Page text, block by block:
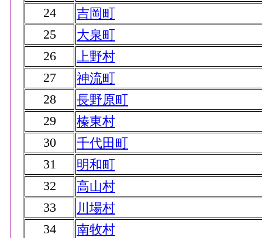
24
吉岡町
25
大泉町
26
上野村
27
神流町
28
長野原町
29
榛東村
30
千代田町
31
明和町
32
高山村
33
川場村
34
南牧村